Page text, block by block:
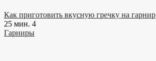
Как приготовить вкусную гречку на гарнир
25 мин. 4
Гарниры